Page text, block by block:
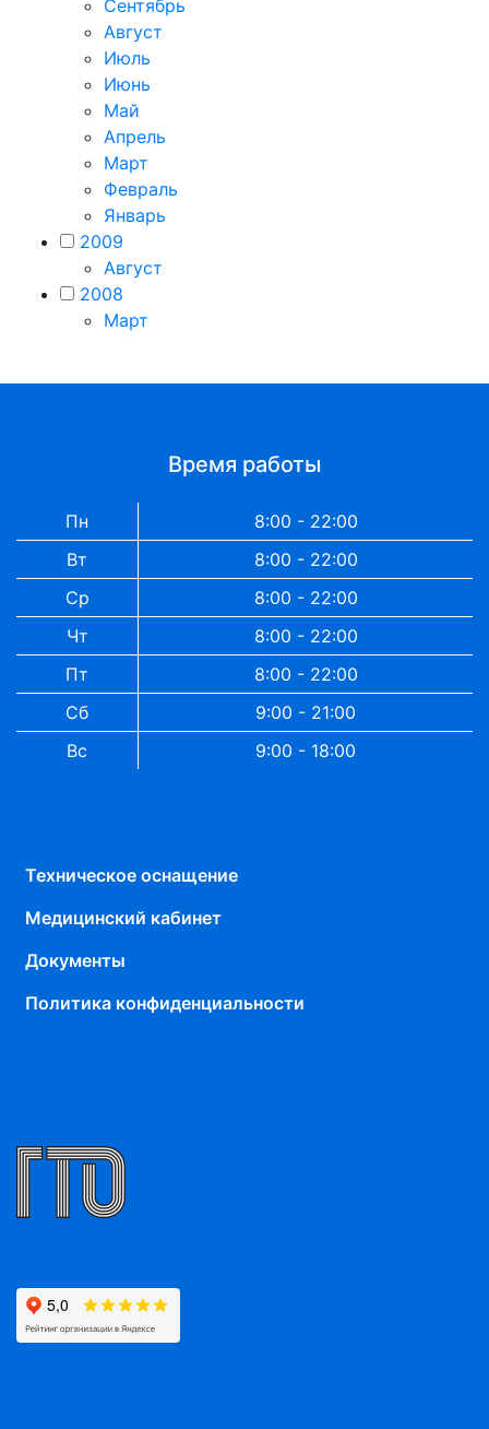
Сентябрь
Август
Июль
Июнь
Май
Апрель
Март
Февраль
Январь
2009
Август
2008
Март
Время работы
Пн
8:00 - 22:00
Вт
8:00 - 22:00
Ср
8:00 - 22:00
Чт
8:00 - 22:00
Пт
8:00 - 22:00
Сб
9:00 - 21:00
Вс
9:00 - 18:00
Техническое оснащение
Медицинский кабинет
Документы
Политика конфиденциальности